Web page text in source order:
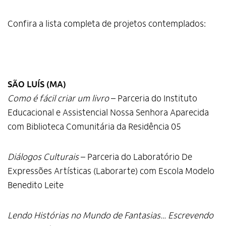
Confira a lista completa de projetos contemplados:
SÃO LUÍS (MA)
Como é fácil criar um livro– Parceria do Instituto
Educacional e Assistencial Nossa Senhora Aparecida
com Biblioteca Comunitária da Residência 05
Diálogos Culturais– Parceria do Laboratório De
Expressões Artísticas (Laborarte) com Escola Modelo
Benedito Leite
Lendo Histórias no Mundo de Fantasias… Escrevendo